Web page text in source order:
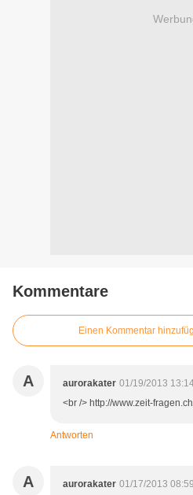
Kommentare
Einen Kommentar
A aurorakater 01/19/2013
<br /> http://www.zeit-
Antworten
A aurorakater 01/17/2013 08:59